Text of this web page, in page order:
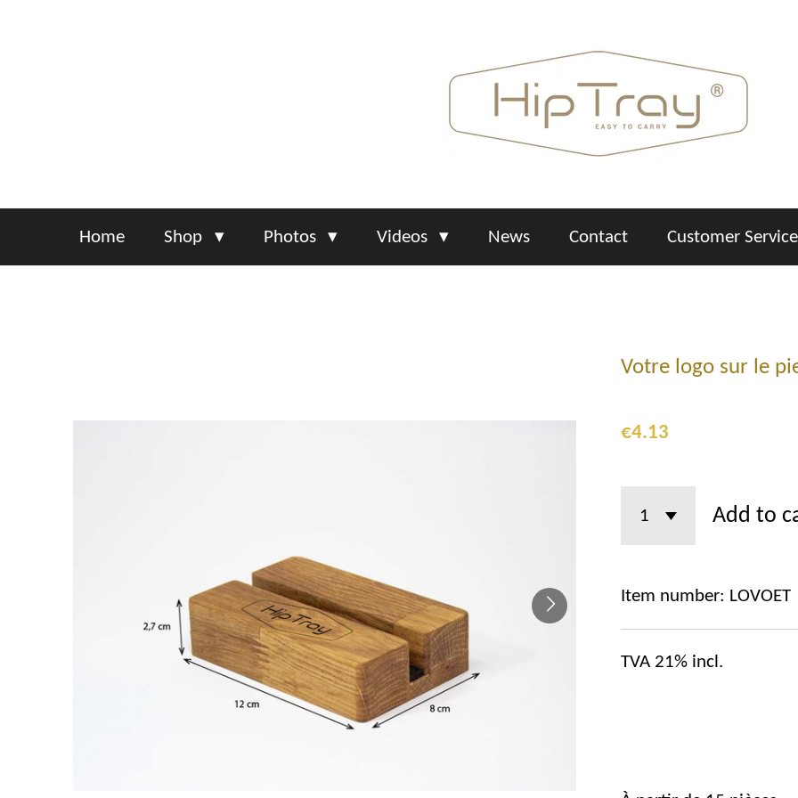
Home Shop Photos Videos News Contact Customer
Votre logo sur le
€4.13
Add to
Item number: LOVOET
TVA 21% incl.